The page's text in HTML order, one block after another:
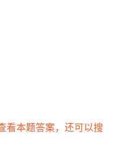
看本题答案，还可以搜